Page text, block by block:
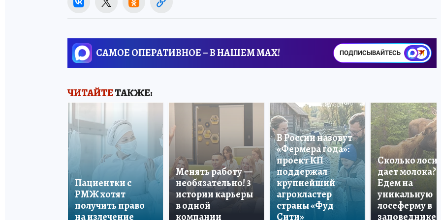
САМОЕ ОПЕРАТИВНОЕ – В НАШЕМ MAX! ПОДПИСЫВАЙТЕСЬ
ЧИТАЙТЕТАКЖЕ:
Пациентки с
РМЖ хотят
получить право
на излечение
Менять работу —
необязательно! 3
истории карьеры
в одной
компании
В России назовут
«Фермера года»:
проект КП
поддержал
крупнейший
агрокластер
страны «Фуд
Сити»
Сколько лосиха
дает молока?
Едем на
уникальную
лосеферму в
заповеднике!